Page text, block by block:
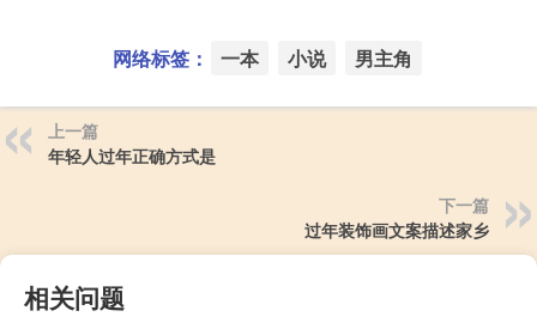
网络标签： 一本 小说 男主角
上一篇
年轻人过年正确方式是
下一篇
过年装饰画文案描述家乡
相关问题